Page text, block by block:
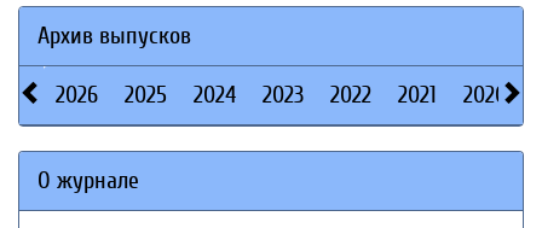
Архив выпусков
2026 2025 2024 2023 2022 2021 2020
О журнале